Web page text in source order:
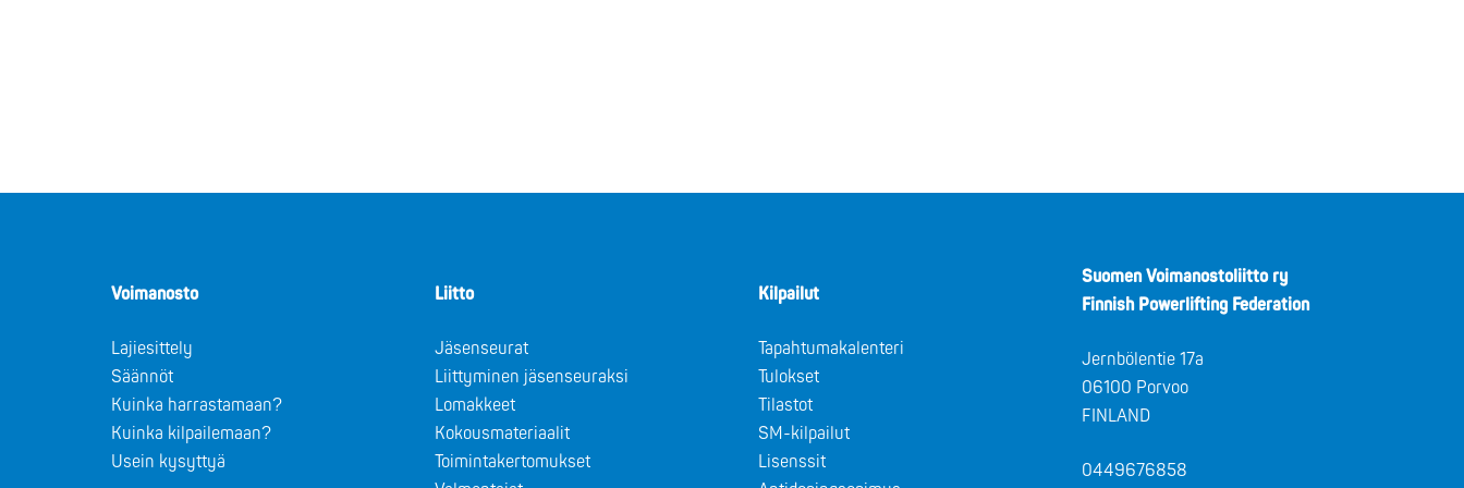
Voimanosto
Lajiesittely
Säännöt
Kuinka harrastamaan?
Kuinka kilpailemaan?
Usein kysyttyä
Liitto
Jäsenseurat
Liittyminen jäsenseuraksi
Lomakkeet
Kokousmateriaalit
Toimintakertomukset
Kilpailut
Tapahtumakalenteri
Tulokset
Tilastot
SM-kilpailut
Lisenssit
Suomen Voimanostoliitto ry
Finnish Powerlifting Federation
Jernbölentie 17a
06100 Porvoo
FINLAND
0449676858